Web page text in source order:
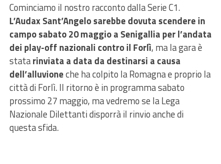
Cominciamo il nostro racconto dalla Serie C1.
L’Audax Sant’Angelo sarebbe dovuta scendere in
campo sabato 20 maggio a Senigallia per l’andata
dei play-off nazionali contro il Forlì, ma la gara è
statarinviata a data da destinarsi a causa
dell’alluvioneche ha colpito la Romagna e proprio la
città di Forlì. Il ritorno è in programma sabato
prossimo 27 maggio, ma vedremo se la Lega
Nazionale Dilettanti disporrà il rinvio anche di
questa sfida.